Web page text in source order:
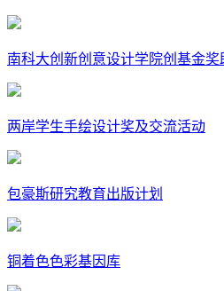
南科大创新创意设计学院创基金奖
两岸学生手绘设计奖及交流活动
包豪斯研究教育出版计划
铜着色色彩基因库